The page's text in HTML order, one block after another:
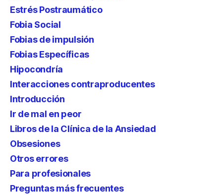
Estrés Postraumático
Fobia Social
Fobias de impulsión
Fobias Específicas
Hipocondría
Interacciones contraproducentes
Introducción
Ir de mal en peor
Libros de la Clínica de la Ansiedad
Obsesiones
Otros errores
Para profesionales
Preguntas más frecuentes